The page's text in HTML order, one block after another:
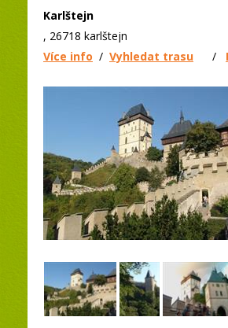
Karlštejn
, 26718 karlštejn
Více info / Vyhledat trasu /